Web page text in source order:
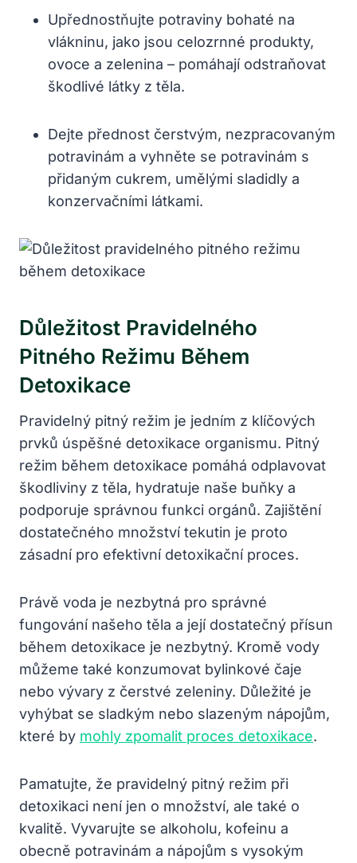
Upřednostňujte potraviny bohaté na
vlákninu, jako jsou celozrnné produkty,
ovoce a zelenina – pomáhají odstraňovat
škodlivé látky z těla.
Dejte přednost čerstvým, nezpracovaným
potravinám a vyhněte se potravinám s
přidaným cukrem, umělými sladidly a
konzervačními látkami.
Důležitost Pravidelného
Pitného Režimu Během
Detoxikace
Pravidelný pitný režim je jedním z klíčových
prvků úspěšné detoxikace organismu. Pitný
režim během detoxikace pomáhá odplavovat
škodliviny z těla, hydratuje naše buňky a
podporuje správnou funkci orgánů. Zajištění
dostatečného množství tekutin je proto
zásadní pro efektivní detoxikační proces.
Právě voda je nezbytná pro správné
fungování našeho těla a její dostatečný přísun
během detoxikace je nezbytný. Kromě vody
můžeme také konzumovat bylinkové čaje
nebo vývary z čerstvé zeleniny. Důležité je
vyhýbat se sladkým nebo slazeným nápojům,
které by mohly zpomalit proces detoxikace.
Pamatujte, že pravidelný pitný režim při
detoxikaci není jen o množství, ale také o
kvalitě. Vyvarujte se alkoholu, kofeinu a
obecně potravinám a nápojům s vysokým